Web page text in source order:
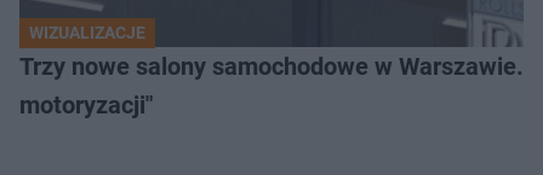
WIZUALIZACJE
Trzy nowe salony samochodowe w
motoryzacji"